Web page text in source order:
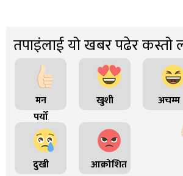
तपाइंलाई यो खबर पढेर कस्तो
मन
पर्यो
खुशी अचम्म
दुखी आक्रोशित